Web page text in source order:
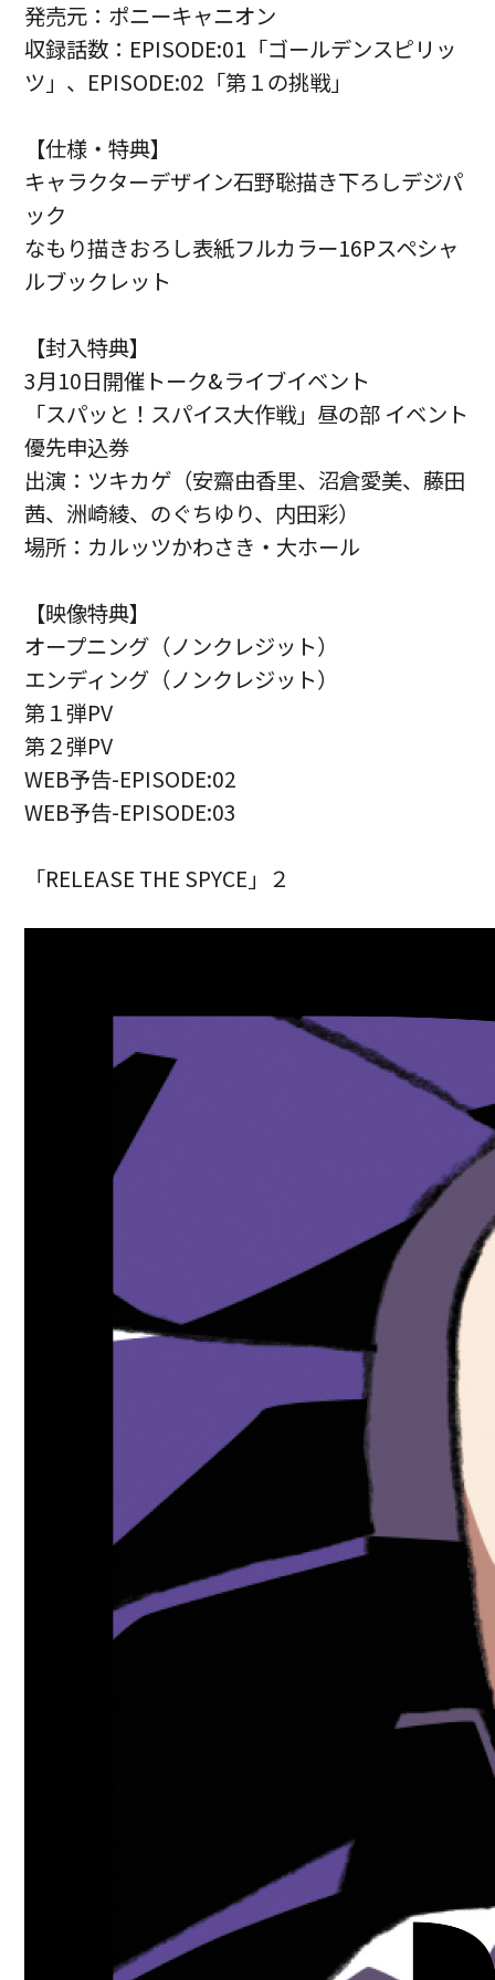
発売元：ポニーキャニオン
収録話数：EPISODE:01「ゴールデンスピリッ
ツ」、EPISODE:02「第１の挑戦」
【仕様・特典】
キャラクターデザイン石野聡描き下ろしデジパ
ック
なもり描きおろし表紙フルカラー16Pスペシャ
ルブックレット
【封入特典】
3月10日開催トーク&ライブイベント
「スパッと！スパイス大作戦」昼の部 イベント
優先申込券
出演：ツキカゲ（安齋由香里、沼倉愛美、藤田
茜、洲崎綾、のぐちゆり、内田彩）
場所：カルッツかわさき・大ホール
【映像特典】
オープニング（ノンクレジット）
エンディング（ノンクレジット）
第１弾PV
第２弾PV
WEB予告-EPISODE:02
WEB予告-EPISODE:03
「RELEASE THE SPYCE」２